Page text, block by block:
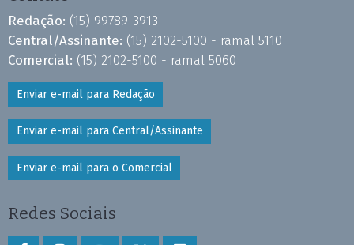
Redação: (15) 99789-3913
Central/Assinante: (15) 2102-5100 - ramal 5110
Comercial: (15) 2102-5100 - ramal 5060
Enviar e-mail para Redação
Enviar e-mail para Central/Assinante
Enviar e-mail para o Comercial
Redes Sociais